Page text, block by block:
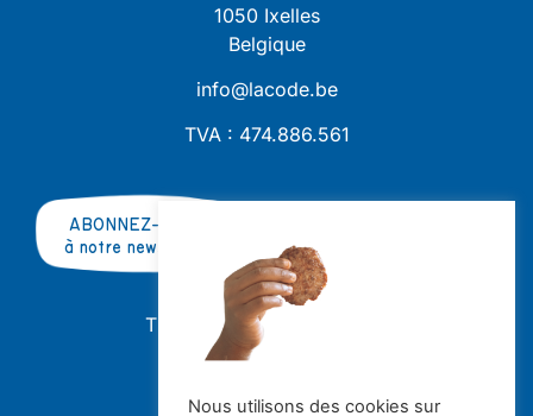
1050 Ixelles
Belgique
info@lacode.be
TVA : 474.886.561
ABONNEZ-VOUS
à notre newsletter
TRAVAILLER AVEC NOUS ?
STAGES
Nous utilisons des cookies sur